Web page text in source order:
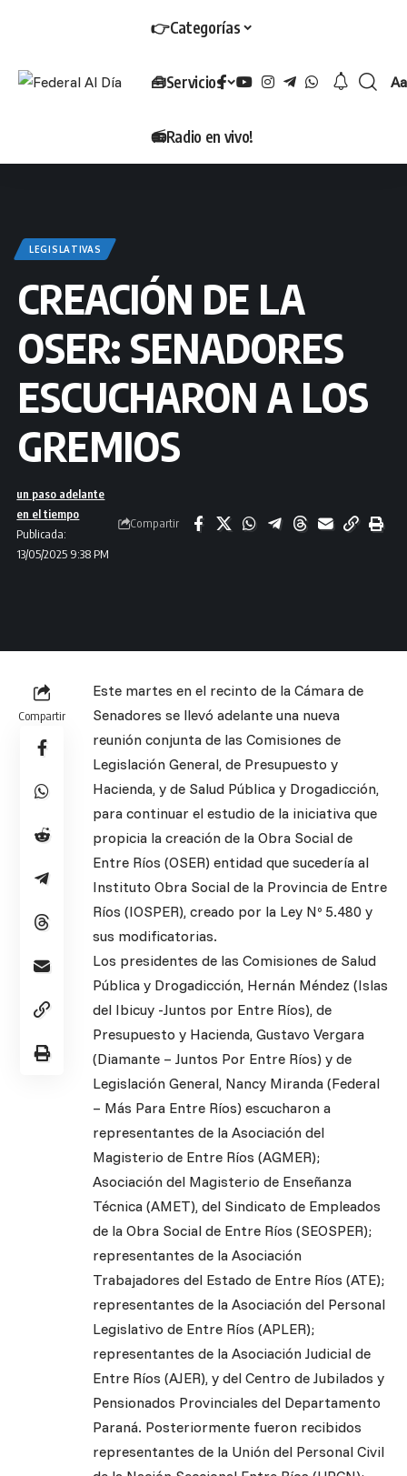
👉Categorías
🧰Servicios
📻Radio en vivo!
Aa
LEGISLATIVAS
CREACIÓN DE LA
OSER: SENADORES
ESCUCHARON A LOS
GREMIOS
Publicada:
13/05/2025 9:38 PM
un paso adelante
en el tiempo
Compartir
Compartir
Este martes en el recinto de la Cámara de
Senadores se llevó adelante una nueva
reunión conjunta de las Comisiones de
Legislación General, de Presupuesto y
Hacienda, y de Salud Pública y Drogadicción,
para continuar el estudio de la iniciativa que
propicia la creación de la Obra Social de
Entre Ríos (OSER) entidad que sucedería al
Instituto Obra Social de la Provincia de Entre
Ríos (IOSPER), creado por la Ley Nº 5.480 y
sus modificatorias.
Los presidentes de las Comisiones de Salud
Pública y Drogadicción, Hernán Méndez (Islas
del Ibicuy -Juntos por Entre Ríos), de
Presupuesto y Hacienda, Gustavo Vergara
(Diamante – Juntos Por Entre Ríos) y de
Legislación General, Nancy Miranda (Federal
– Más Para Entre Ríos) escucharon a
representantes de la Asociación del
Magisterio de Entre Ríos (AGMER);
Asociación del Magisterio de Enseñanza
Técnica (AMET), del Sindicato de Empleados
de la Obra Social de Entre Ríos (SEOSPER);
representantes de la Asociación
Trabajadores del Estado de Entre Ríos (ATE);
representantes de la Asociación del Personal
Legislativo de Entre Ríos (APLER);
representantes de la Asociación Judicial de
Entre Ríos (AJER), y del Centro de Jubilados y
Pensionados Provinciales del Departamento
Paraná. Posteriormente fueron recibidos
representantes de la Unión del Personal Civil